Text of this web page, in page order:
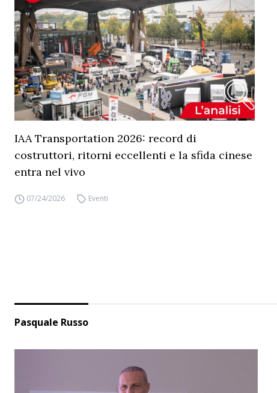
IAA Transportation 2026: record di
costruttori, ritorni eccellenti e la sfida cinese
entra nel vivo
07/24/2026 Eventi
Pasquale Russo